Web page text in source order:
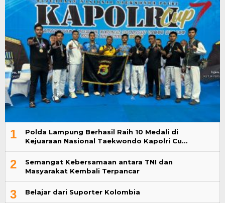
1
Polda Lampung Berhasil Raih 10 Medali di
Kejuaraan Nasional Taekwondo Kapolri Cu…
2
Semangat Kebersamaan antara TNI dan
Masyarakat Kembali Terpancar
3 Belajar dari Suporter Kolombia